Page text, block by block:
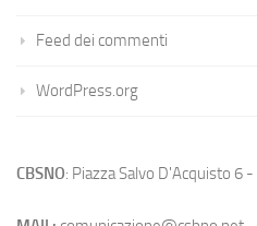
Feed dei commenti
WordPress.org
CBSNO: Piazza Salvo D'Acquisto 6